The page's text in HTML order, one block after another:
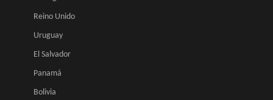
Reino Unido
Uruguay
El Salvador
Panamá
Bolivia